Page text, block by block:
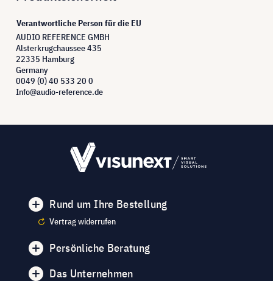
Verantwortliche Person für die EU
AUDIO REFERENCE GMBH
Alsterkrugchaussee 435
22335 Hamburg
Germany
0049 (0) 40 533 20 0
Info@audio-reference.de
Rund um Ihre Bestellung
Vertrag widerrufen
Persönliche Beratung
Das Unternehmen